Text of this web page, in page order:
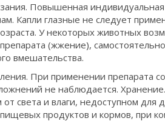
Повышенная индивидуальная
Капли глазные не следует
У некоторых животных
(жжение),
вмешательства.
При применении препарата
не наблюдается.
света и влаги, недоступном для
продуктов и кормов, при